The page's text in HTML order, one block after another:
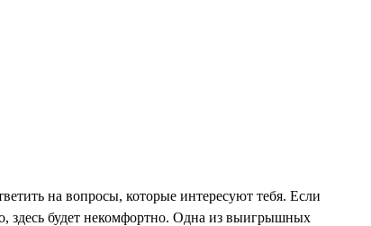
на вопросы, которые интересуют тебя. Если
здесь будет некомфортно. Одна из выигрышных